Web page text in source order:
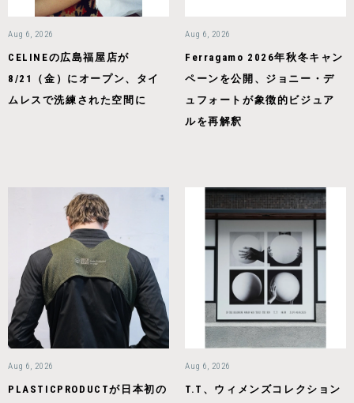
Aug 6, 2026
CELINEの広島福屋店が
8/21（金）にオープン、タイ
ムレスで洗練された空間に
Aug 6, 2026
Ferragamo 2026年秋冬キャン
ペーンを公開、ジョニー・デ
ュフォートが象徴的ビジュア
ルを再解釈
Aug 6, 2026
PLASTICPRODUCTが日本初の
Aug 6, 2026
T.T、ウィメンズコレクション